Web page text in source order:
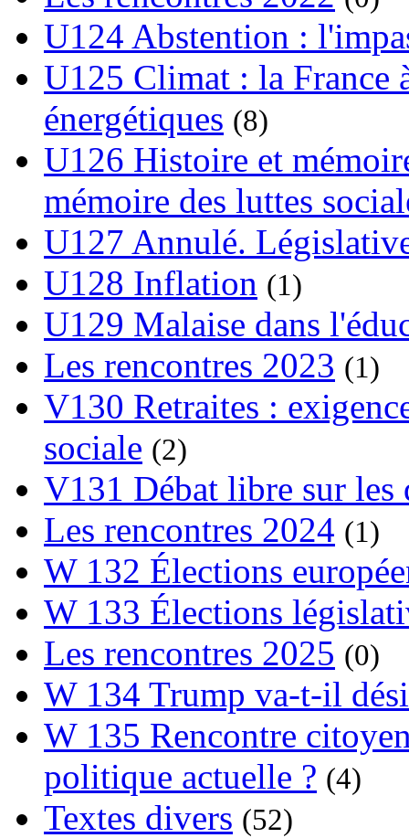
U124 Abstention :
U125 Climat : la France
énergétiques (8)
U126 Histoire et
mémoire des luttes
U127 Annulé.
U128 Inflation (1)
U129 Malaise dans
Les rencontres 2023 (1)
V130 Retraites :
sociale (2)
V131 Débat libre sur les
Les rencontres 2024 (1)
W 132 Élections
W 133 Élections
Les rencontres 2025 (0)
W 134 Trump va-t-il
W 135 Rencontre
politique actuelle ? (4)
Textes divers (52)